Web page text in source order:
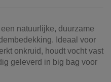
natuurlijke, duurzame
Ideaal voor
onkruid, houdt vocht vast
geleverd in big bag voor